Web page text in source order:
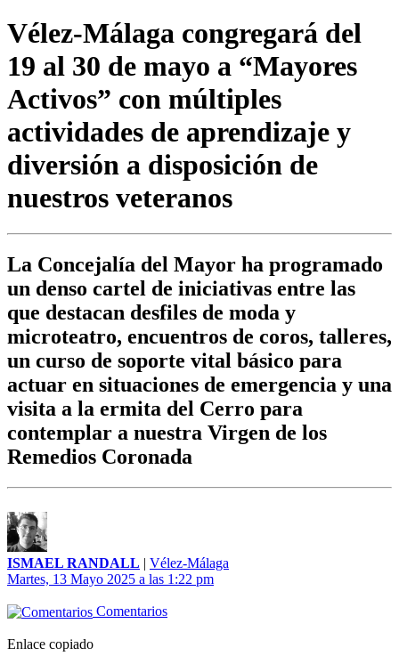
Vélez-Málaga congregará del
19 al 30 de mayo a “Mayores
Activos” con múltiples
actividades de aprendizaje y
diversión a disposición de
nuestros veteranos
La Concejalía del Mayor ha programado
un denso cartel de iniciativas entre las
que destacan desfiles de moda y
microteatro, encuentros de coros, talleres,
un curso de soporte vital básico para
actuar en situaciones de emergencia y una
visita a la ermita del Cerro para
contemplar a nuestra Virgen de los
Remedios Coronada
ISMAEL RANDALL | Vélez-Málaga
Martes, 13 Mayo 2025 a las 1:22 pm
Comentarios
Enlace copiado